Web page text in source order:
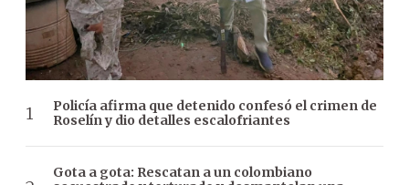
Policía afirma que detenido confesó el crimen de
Roselín y dio detalles escalofriantes
Gota a gota: Rescatan a un colombiano